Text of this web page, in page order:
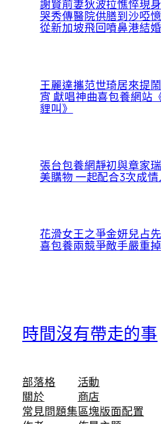
謝賢前妻狄波拉憔悴現
哭秀傳醫院供膳到沙啞
從新加坡飛回噴鼻港結婚
王麗達攜范世琦居來提
宵 獻唱神曲喜包養網站
貍叫》
張台包養網靜初與章家
美購物 一起配合3次成
花滑女王之爭金妍兒占
喜包養兩競爭敵手嚴重
時間沒有帶走的事
部落格
關於
常見問題集
活動
商店
區塊版面配置